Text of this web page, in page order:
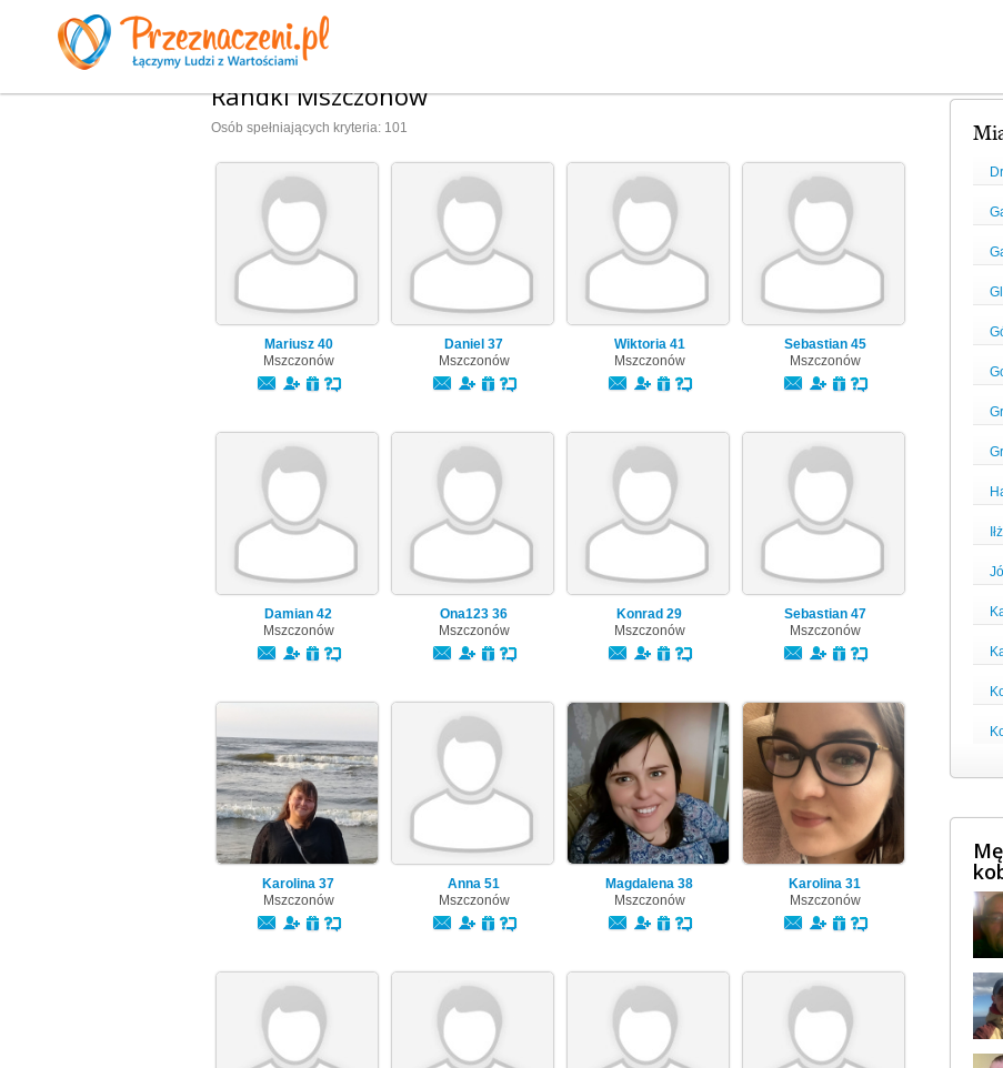
Randki Mszczonów
Osób spełniających kryteria: 101
Mariusz 40
Mszczonów
Daniel 37
Mszczonów
Wiktoria 41
Mszczonów
Sebastian 45
Mszczonów
Damian 42
Mszczonów
Ona123 36
Mszczonów
Konrad 29
Mszczonów
Sebastian 47
Mszczonów
Karolina 37
Mszczonów
Anna 51
Mszczonów
Magdalena 38
Mszczonów
Karolina 31
Mszczonów